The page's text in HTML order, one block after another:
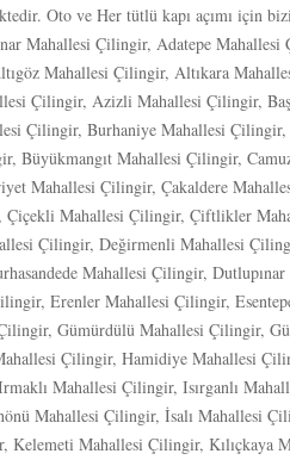
Oto ve Her tütlü kapı açımı için
Mahallesi Çilingir, Adatepe
Mahallesi Çilingir, Altıkara
Çilingir, Azizli Mahallesi Çilingir,
Çilingir, Burhaniye Mahallesi
Büyükmangıt Mahallesi Çilingir,
Mahallesi Çilingir, Çakaldere
Mahallesi Çilingir, Çiftlikler
Çilingir, Değirmenli Mahallesi
Mahallesi Çilingir,
Erenler Mahallesi Çilingir,
Gümürdülü Mahallesi Çilingir,
Çilingir, Hamidiye Mahallesi
Mahallesi Çilingir, Isırganlı
Mahallesi Çilingir, İsalı Mahallesi
Mahallesi Çilingir, Kılıçkaya